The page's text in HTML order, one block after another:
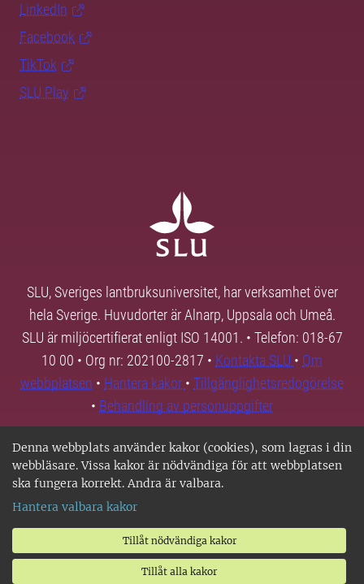
Denna webbplats använder kakor (cookies), som lagras i din
webbläsare. Vissa kakor är nödvändiga för att webbplatsen
ska fungera korrekt. Andra är valbara.
Hantera valbara kakor
Tillåt nödvändiga kakor
Tillåt alla kakor
LinkedIn
Facebook
TikTok
SLU Play
SLU, Sveriges lantbruksuniversitet, har verksamhet över
hela Sverige. Huvudorter är Alnarp, Uppsala och Umeå.
SLU är miljöcertifierat enligt ISO 14001. • Telefon: 018-67
10 00 • Org nr: 202100-2817 • Kontakta SLU • Om
webbplatsen • Hantera kakor • Tillgänglighetsredogörelse
• Behandling av personuppgifter